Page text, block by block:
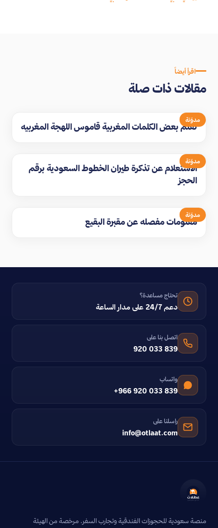
اقرأ أيضاً
مقالات ذات صلة
مدوّنة
تعلم بعض الكلمات المغربية قاموس اللهجة المغربيه
مدوّنة
الاستعلام عن تذكرة طيران الخطوط السعودية برقم
الحجز
مدوّنة
معلومات مفصله عن مقبرة البقيع
تحتاج مساعدة؟
دعم 24/7 على مدار الساعة
اتصل بنا على
920 033 839
واتساب
+966 920 033 839
راسلنا على
info@otlaat.com
منصة سعودية للحجوزات الفندقية وتجارب السفر. مرخصة من الهيئة